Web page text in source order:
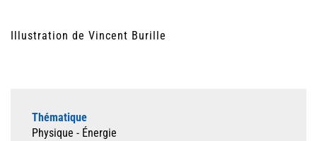
Illustration de Vincent Burille
Thématique
Physique - Énergie